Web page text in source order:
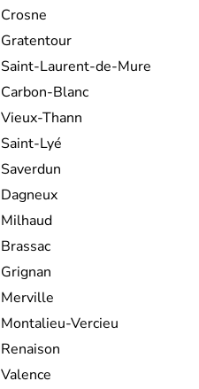
Crosne
Gratentour
Saint-Laurent-de-Mure
Carbon-Blanc
Vieux-Thann
Saint-Lyé
Saverdun
Dagneux
Milhaud
Brassac
Grignan
Merville
Montalieu-Vercieu
Renaison
Valence